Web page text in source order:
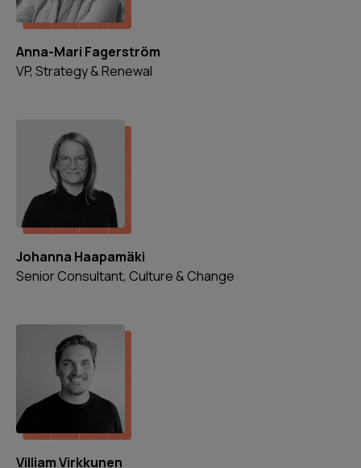
Anna-Mari Fagerström
VP, Strategy & Renewal
Johanna Haapamäki
Senior Consultant, Culture & Change
Villiam Virkkunen